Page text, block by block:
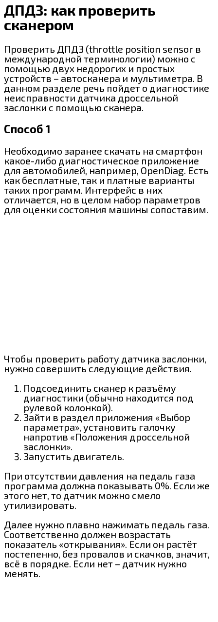
ДПДЗ: как проверить
сканером
Проверить ДПДЗ (throttle position sensor в
международной терминологии) можно с
помощью двух недорогих и простых
устройств – автосканера и мультиметра. В
данном разделе речь пойдет о диагностике
неисправности датчика дроссельной
заслонки с помощью сканера.
Способ 1
Необходимо заранее скачать на смартфон
какое-либо диагностическое приложение
для автомобилей, например, OpenDiag. Есть
как бесплатные, так и платные варианты
таких программ. Интерфейс в них
отличается, но в целом набор параметров
для оценки состояния машины сопоставим.
Чтобы проверить работу датчика заслонки,
нужно совершить следующие действия.
Подсоединить сканер к разъёму
диагностики (обычно находится под
рулевой колонкой).
Зайти в раздел приложения «Выбор
параметра», установить галочку
напротив «Положения дроссельной
заслонки».
Запустить двигатель.
При отсутствии давления на педаль газа
программа должна показывать 0%. Если же
этого нет, то датчик можно смело
утилизировать.
Далее нужно плавно нажимать педаль газа.
Соответственно должен возрастать
показатель «открывания». Если он растёт
постепенно, без провалов и скачков, значит,
всё в порядке. Если нет – датчик нужно
менять.